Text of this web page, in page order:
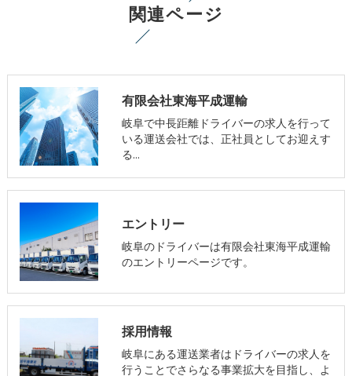
関連ページ
有限会社東海平成運輸
岐阜で中長距離ドライバーの求人を行って
いる運送会社では、正社員としてお迎えす
る…
エントリー
岐阜のドライバーは有限会社東海平成運輸
のエントリーページです。
採用情報
岐阜にある運送業者はドライバーの求人を
行うことでさらなる事業拡大を目指し、よ